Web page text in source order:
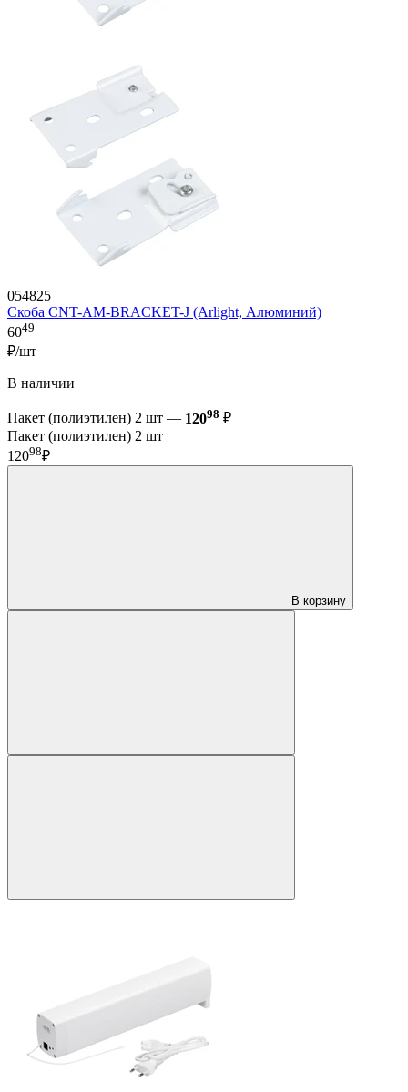
054825
Скоба CNT-AM-BRACKET-J (Arlight, Алюминий)
6049
₽/шт
В наличии
Пакет (полиэтилен) 2 шт — 12098 ₽
Пакет (полиэтилен) 2 шт
12098₽
В корзину